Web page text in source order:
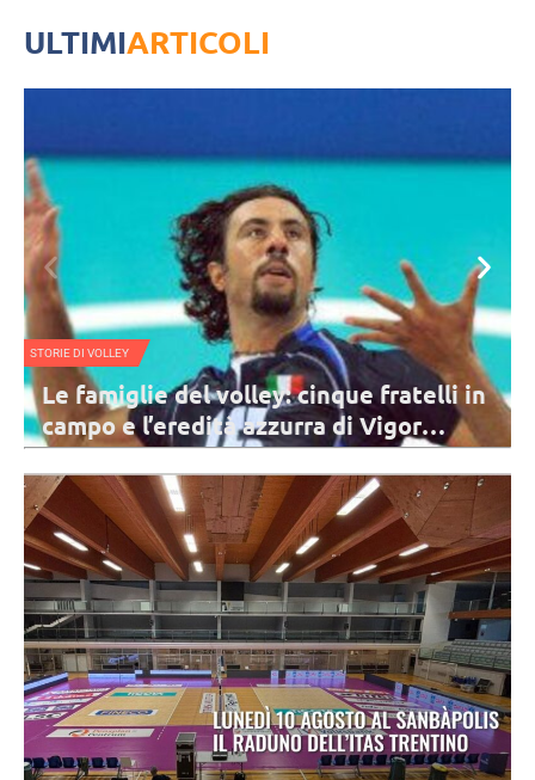
ULTIMIARTICOLI
STORIE DI VOLLEY
Le famiglie del volley: cinque fratelli in
campo e l’eredità azzurra di Vigor
Bovolenta
figli, che hanno seguito le orme del papà e della mamma Federica
Lisi sul campo.